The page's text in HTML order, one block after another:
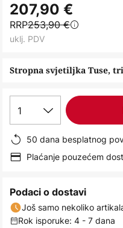
to
the
beginning
the
Stropna svjetiljka Tuse,
207,90 €
RRP253,90 €
uklj. PDV
1
50 dana besplatnog
Plaćanje pouzećem
Podaci o dostavi
Još samo nekoliko
Rok isporuke: 4 - 7 dana